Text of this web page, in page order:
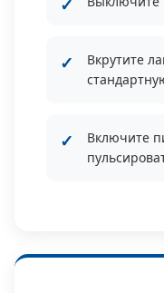
Вкрутите
Включите